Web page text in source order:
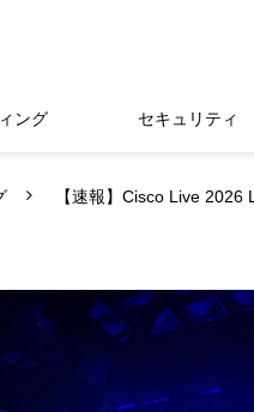
ング セキュリティ
【速報】Cisco Live 2026